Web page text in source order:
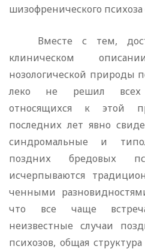
шизофренического психоза
Вместе с тем,
клиническом
нозологической природы
леко не решил всех
относящихся к этой
последних лет явно
синдромальные и
поздних бредовых
исчерпываются
ченными
что все чаще
неизвестные случаи
психозов, общая